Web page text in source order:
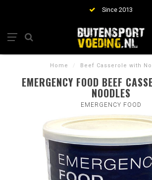
Since 2013
Home / Beef Casserole with
EMERGENCY FOOD BEEF
NOODLES
EMERGENCY FOOD